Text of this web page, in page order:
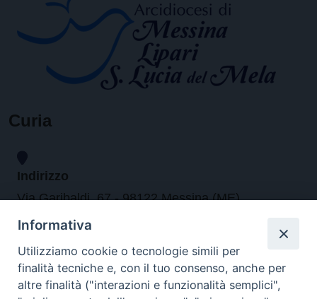
Curia
Indirizzo
Via Garibaldi, 67 - 98122 Messina (ME)
Orari
da lunedi al venerdi dalle ore 9.30 alle 12.30
Informativa
Utilizziamo cookie o tecnologie simili per
finalità tecniche e, con il tuo consenso, anche per
altre finalità ("interazioni e funzionalità semplici",